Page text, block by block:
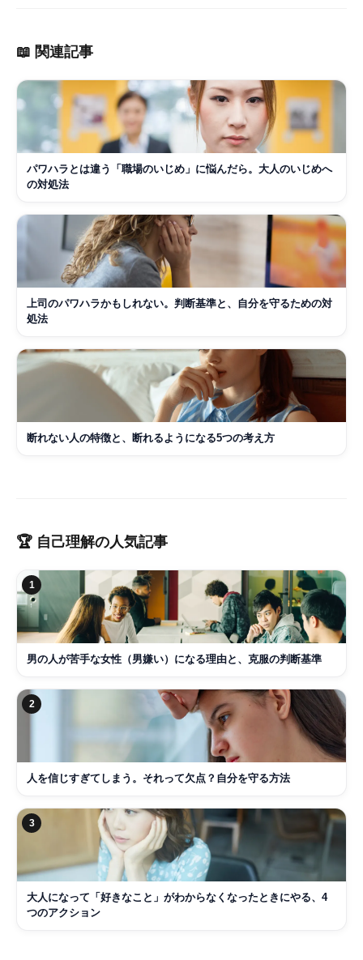
📖 関連記事
パワハラとは違う「職場のいじめ」に悩んだら。大人のいじめへ
の対処法
上司のパワハラかもしれない。判断基準と、自分を守るための対
処法
断れない人の特徴と、断れるようになる5つの考え方
🏆 自己理解の人気記事
1
男の人が苦手な女性（男嫌い）になる理由と、克服の判断基準
2
人を信じすぎてしまう。それって欠点？自分を守る方法
3
大人になって「好きなこと」がわからなくなったときにやる、4
つのアクション